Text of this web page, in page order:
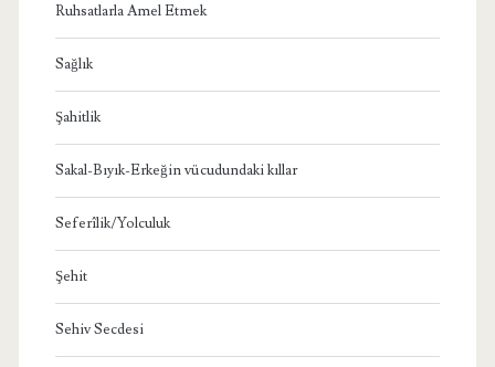
Ruhsatlarla Amel Etmek
Sağlık
Şahitlik
Sakal-Bıyık-Erkeğin vücudundaki kıllar
Seferîlik/Yolculuk
Şehit
Sehiv Secdesi